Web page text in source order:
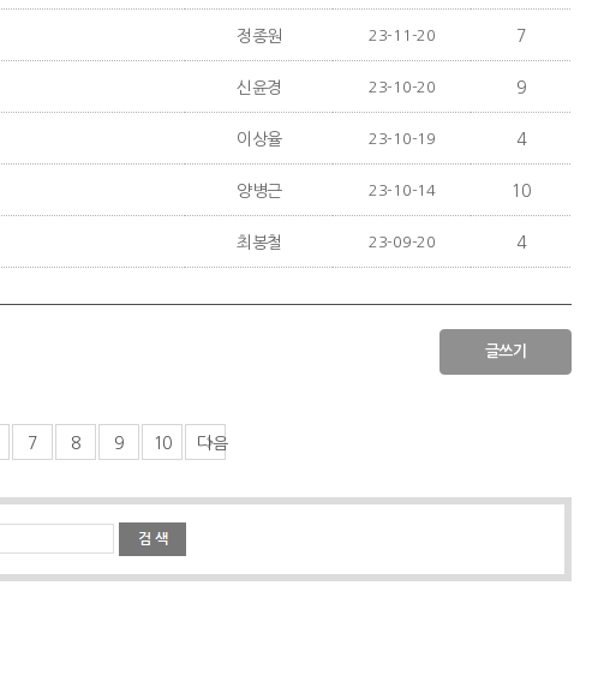
정종원 23-11-20 7
신윤경 23-10-20 9
이상율 23-10-19 4
양병근 23-10-14 10
최봉철 23-09-20 4
글쓰기
7 8 9 10 다음